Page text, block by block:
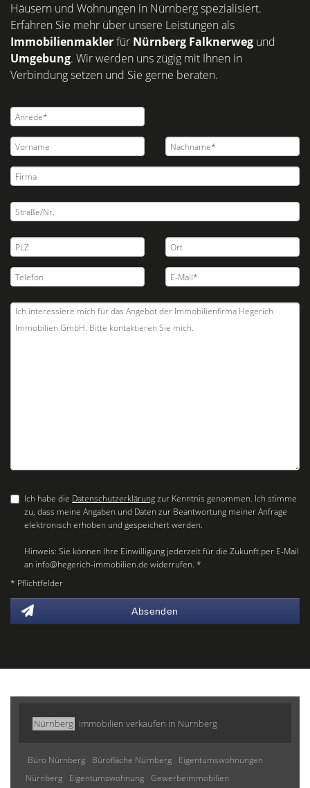
Häusern und Wohnungen in Nürnberg spezialisiert.
Erfahren Sie mehr über unsere Leistungen als
Immobilienmaklerfür Nürnberg Falknerweg und
Umgebung. Wir werden uns zügig mit Ihnen in
Verbindung setzen und Sie gerne beraten.
Ich habe die Datenschutzerklärungzur Kenntnis genommen. Ich stimme
zu, dass meine Angaben und Daten zur Beantwortung meiner Anfrage
elektronisch erhoben und gespeichert werden.
Hinweis: Sie können Ihre Einwilligung jederzeit für die Zukunft per E-Mail
an info@hegerich-immobilien.de widerrufen. *
* Pflichtfelder
Absenden
Nürnberg Immobilien verkaufen in Nürnberg
Büro Nürnberg Bürofläche Nürnberg
Eigentumswohnungen
Nürnberg
Eigentumswohnung Gewerbeimmobilien